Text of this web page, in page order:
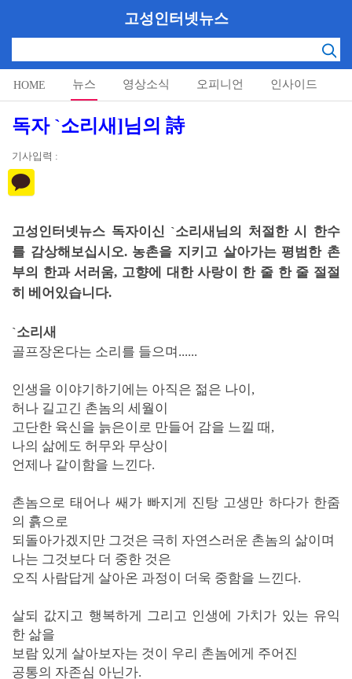
고성인터넷뉴스
HOME 뉴스 영상소식 오피니언 인사이드
알림마당
독자 `소리새]님의 詩
기사입력 :
고성인터넷뉴스 독자이신 `소리새님의 처절한 시 한수
를 감상해보십시오. 농촌을 지키고 살아가는 평범한 촌
부의 한과 서러움, 고향에 대한 사랑이 한 줄 한 줄 절절
히 베어있습니다.
`소리새
골프장온다는 소리를 들으며......
인생을 이야기하기에는 아직은 젊은 나이,
허나 길고긴 촌놈의 세월이
고단한 육신을 늙은이로 만들어 감을 느낄 때,
나의 삶에도 허무와 무상이
언제나 같이함을 느낀다.
촌놈으로 태어나 쌔가 빠지게 진탕 고생만 하다가 한줌
의 흙으로
되돌아가겠지만 그것은 극히 자연스러운 촌놈의 삶이며
나는 그것보다 더 중한 것은
오직 사람답게 살아온 과정이 더욱 중함을 느낀다.
살되 값지고 행복하게 그리고 인생에 가치가 있는 유익
한 삶을
보람 있게 살아보자는 것이 우리 촌놈에게 주어진
공통의 자존심 아닌가.